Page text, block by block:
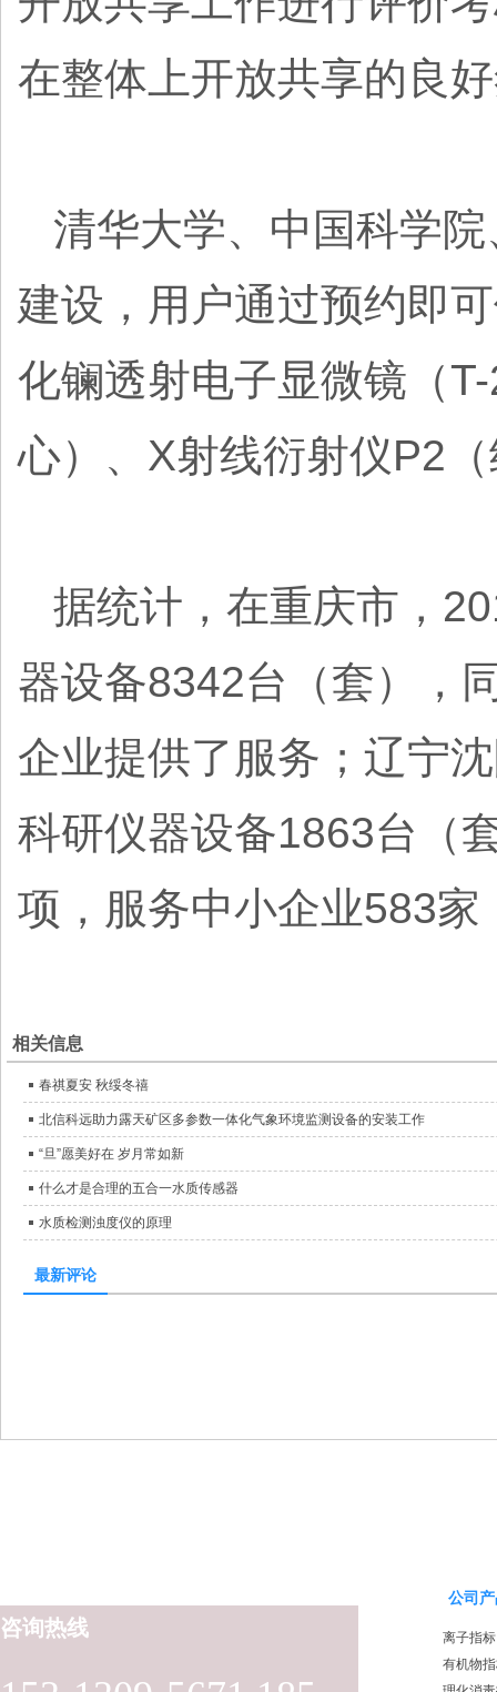
在整体上开放共享的良
清华大学、中国科学
建设，用户通过预约即
化镧透射电子显微镜（
心）、X射线衍射仪P2
据统计，在重庆市，
器设备8342台（套），
企业提供了服务；辽宁
科研仪器设备1863台（
项，服务中小企业583家
相关信息
春祺夏安 秋绥冬禧
北信科远助力露天矿区多参数一体化气象环境监测设备的安装工作
“旦”愿美好在 岁月常如新
什么才是合理的五合一水质传感器
水质检测浊度仪的原理
最新评论
咨询热线
公司
离子指标
有机物